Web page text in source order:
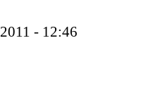
- 12:46